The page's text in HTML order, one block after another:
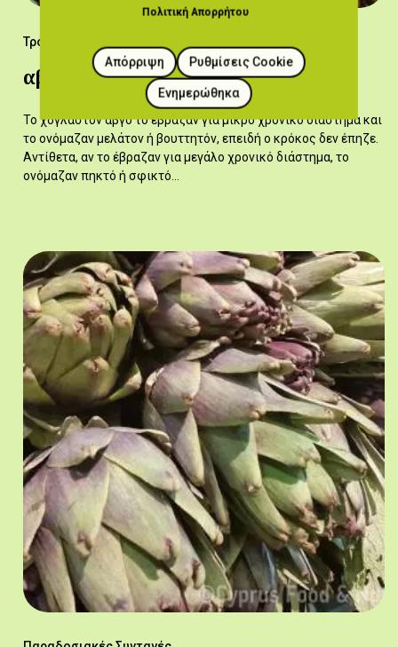
Τρόφιμα
αβκόν,το
Το χογλαστόν αβγό το έβραζαν για μικρό χρονικό διάστημα και
το ονόμαζαν μελάτον ή βουττητόν, επειδή ο κρόκος δεν έπηζε.
Αντίθετα, αν το έβραζαν για μεγάλο χρονικό διάστημα, το
ονόμαζαν πηκτό ή σφικτό…
Πολιτική Απορρήτου
Ρυθμίσεις Cookie
Απόρριψη
Ενημερώθηκα